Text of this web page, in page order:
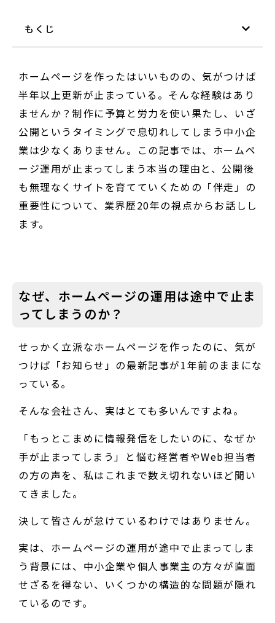
もくじ
ホームページを作ったはいいものの、気がつけば
半年以上更新が止まっている。そんな経験はあり
ませんか？制作に予算と労力を使い果たし、いざ
公開というタイミングで息切れしてしまう中小企
業は少なくありません。この記事では、ホームペ
ージ運用が止まってしまう本当の理由と、公開後
も無理なくサイトを育てていくための「伴走」の
重要性について、業界歴20年の視点からお話しし
ます。
なぜ、ホームページの運用は途中で止ま
ってしまうのか？
せっかく立派なホームページを作ったのに、気が
つけば「お知らせ」の最新記事が1年前のままにな
っている。
そんな会社さん、実はとても多いんですよね。
「もっとこまめに情報発信をしたいのに、なぜか
手が止まってしまう」と悩む経営者やWeb担当者
の方の声を、私はこれまで数え切れないほど聞い
てきました。
決して皆さんが怠けているわけではありません。
実は、ホームページの運用が途中で止まってしま
う背景には、中小企業や個人事業主の方々が直面
せざるを得ない、いくつかの構造的な問題が隠れ
ているのです。